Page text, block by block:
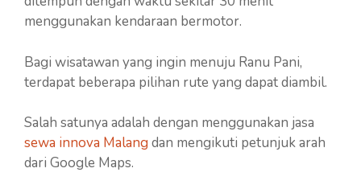
menggunakan kendaraan bermotor.
Bagi wisatawan yang ingin menuju Ranu Pani,
terdapat beberapa pilihan rute yang dapat diambil.
Salah satunya adalah dengan menggunakan jasa
sewa innova Malang dan mengikuti petunjuk arah
dari Google Maps.